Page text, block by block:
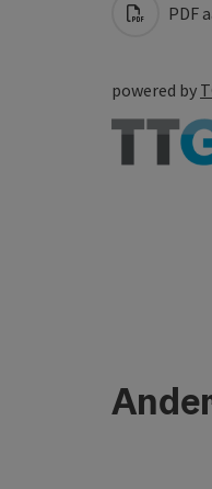
PDF
powered by